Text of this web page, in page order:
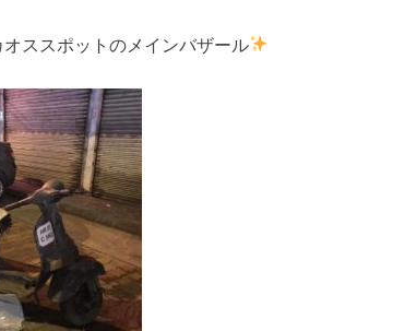
オススポットのメインバザール